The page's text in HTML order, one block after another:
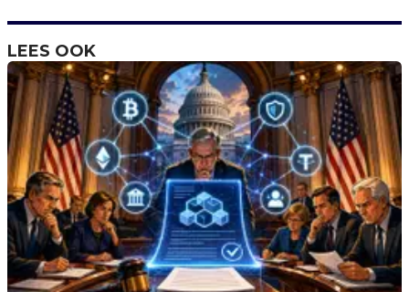
LEES OOK